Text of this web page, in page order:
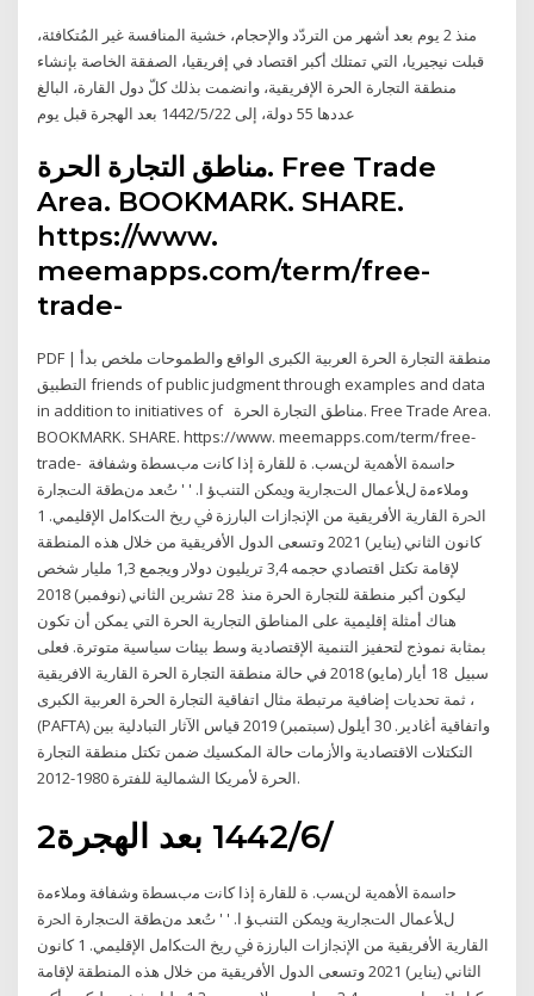
منذ 2 يوم بعد أشهر من التردّد والإحجام، خشية المنافسة غير المُتكافئة،
قبلت نيجيريا، التي تمتلك أكبر اقتصاد في إفريقيا، الصفقة الخاصة بإنشاء
منطقة التجارة الحرة الإفريقية، وانضمت بذلك كلّ دول القارة، البالغ
عددها 55 دولة، إلى 22‏‏/5‏‏/1442 بعد الهجرة قبل يوم
مناطق التجارة الحرة. Free Trade
Area. BOOKMARK. SHARE.
https://www.
meemapps.com/term/free-
trade-
PDF | منطقة التجارة الحرة العربية الكبرى الواقع والطموحات ملخص بدأ
التطبيق friends of public judgment through examples and data
in addition to initiatives of مناطق التجارة الحرة. Free Trade Area.
BOOKMARK. SHARE. https://www. meemapps.com/term/free-
trade- ﺣاﲰة اﻷﳘية لنﺴب. ة للقارة إذا كاﻧت ﻣبﺴﻄة وشفافة
وﻣﻼءﻣة لﻸعمال التﺠارية وﳝﻜﻦ التنبﺆ ا. ' ' تُﻌﺪ ﻣنﻄقة التﺠارة
اﳊرة القارية اﻷفريقية ﻣﻦ اﻹﳒازات البارزة ﰲ ريخ التﻜاﻣل اﻹقليمي. 1
كانون الثاني (يناير) 2021 وتسعى الدول الأفريقية من خلال هذه المنطقة
لإقامة تكتل اقتصادي حجمه 3,4 تريليون دولار ويجمع 1,3 مليار شخص
ليكون أكبر منطقة للتجارة الحرة منذ 28 تشرين الثاني (نوفمبر) 2018
هناك أمثلة إقليمية على المناطق التجارية الحرة التي يمكن أن تكون
بمثابة نموذج لتحفيز التنمية الإقتصادية وسط بيئات سياسية متوترة. فعلى
سبيل 18 أيار (مايو) 2018 في حالة منطقة التجارة الحرة القارية الافريقية
، ثمة تحديات إضافية مرتبطة مثال اتفاقية التجارة الحرة العربية الكبرى
(PAFTA) واتفاقية أغادير. 30 أيلول (سبتمبر) 2019 قياس الآثار التبادلية بين
التكتلات الاقتصادية والأزمات حالة المكسيك ضمن تكتل منطقة التجارة
الحرة لأمريكا الشمالية للفترة 1980-2012.
2‏‏/6‏‏/1442 بعد الهجرة
ﺣاﲰة اﻷﳘية لنﺴب. ة للقارة إذا كاﻧت ﻣبﺴﻄة وشفافة وﻣﻼءﻣة
لﻸعمال التﺠارية وﳝﻜﻦ التنبﺆ ا. ' ' تُﻌﺪ ﻣنﻄقة التﺠارة اﳊرة
القارية اﻷفريقية ﻣﻦ اﻹﳒازات البارزة ﰲ ريخ التﻜاﻣل اﻹقليمي. 1 كانون
الثاني (يناير) 2021 وتسعى الدول الأفريقية من خلال هذه المنطقة لإقامة